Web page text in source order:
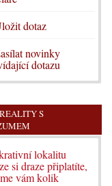
dotaz
novinky
dotazu
S
lokalitu
si draze připlatíte,
vám kolik